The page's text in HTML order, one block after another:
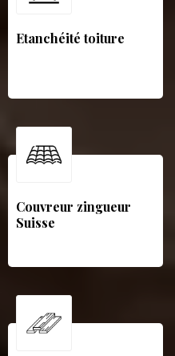
Etanchéité toiture
Couvreur zingueur
Suisse